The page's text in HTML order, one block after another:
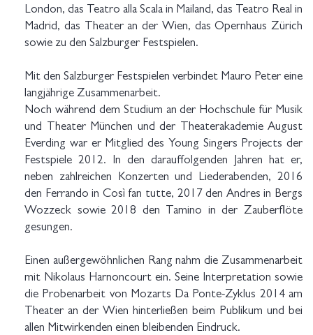
London, das Teatro alla Scala in Mailand, das Teatro Real in
Madrid, das Theater an der Wien, das Opernhaus Zürich
sowie zu den Salzburger Festspielen.
Mit den Salzburger Festspielen verbindet Mauro Peter eine
langjährige Zusammenarbeit.
Noch während dem Studium an der Hochschule für Musik
und Theater München und der Theaterakademie August
Everding war er Mitglied des Young Singers Projects der
Festspiele 2012. In den darauffolgenden Jahren hat er,
neben zahlreichen Konzerten und Liederabenden, 2016
den Ferrando in Così fan tutte, 2017 den Andres in Bergs
Wozzeck sowie 2018 den Tamino in der Zauberflöte
gesungen.
Einen außergewöhnlichen Rang nahm die Zusammenarbeit
mit Nikolaus Harnoncourt ein. Seine Interpretation sowie
die Probenarbeit von Mozarts Da Ponte-Zyklus 2014 am
Theater an der Wien hinterließen beim Publikum und bei
allen Mitwirkenden einen bleibenden Eindruck.